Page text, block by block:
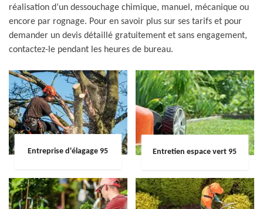
réalisation d’un dessouchage chimique, manuel, mécanique ou
encore par rognage. Pour en savoir plus sur ses tarifs et pour
demander un devis détaillé gratuitement et sans engagement,
contactez-le pendant les heures de bureau.
Entreprise d'élagage 95 Entretien espace vert 95